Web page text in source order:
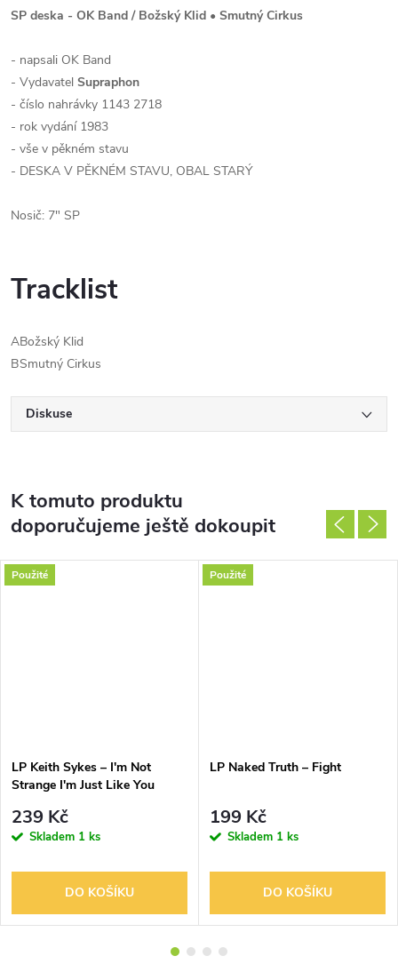
SP deska - OK Band ‎/ Božský Klid • Smutný Cirkus
- napsali OK Band
- Vydavatel Supraphon
- číslo nahrávky 1143 2718
- rok vydání 1983
- vše v pěkném stavu
- DESKA V PĚKNÉM STAVU, OBAL STARÝ
Nosič: 7" SP
Tracklist
ABožský Klid
BSmutný Cirkus
Diskuse
K tomuto produktu
doporučujeme ještě dokoupit
Použité
LP Keith Sykes – I'm Not
Strange I'm Just Like You
239 Kč
Skladem 1 ks
DO KOŠÍKU
Použité
LP Naked Truth – Fight
199 Kč
Skladem 1 ks
DO KOŠÍKU